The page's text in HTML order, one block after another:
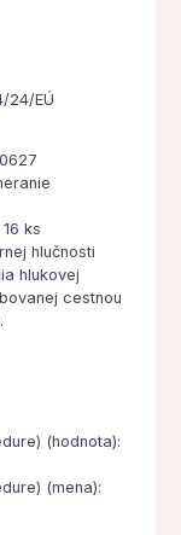
24/EÚ
ks
hlučnosti
hlukovej
cestnou
(hodnota):
(mena):